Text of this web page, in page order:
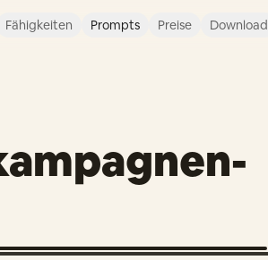
Fähigkeiten Prompts Preise Download